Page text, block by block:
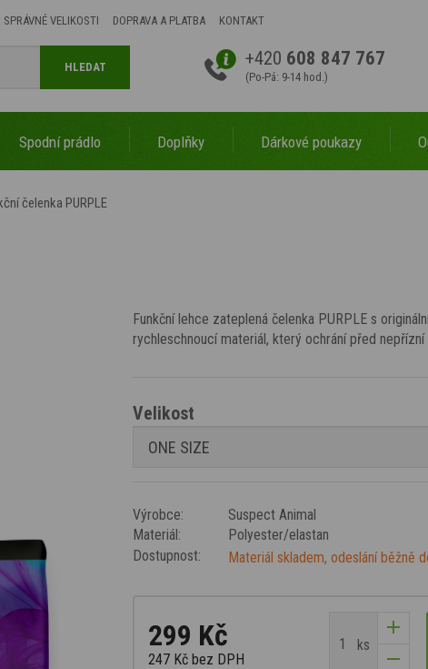
SPRÁVNÉ VELIKOSTI DOPRAVA A PLATBA KONTAKT
+420 608 847 767
(Po-Pá: 9-14 hod.)
HLEDAT
Spodní prádlo Doplňky Dárkové poukazy
čelenka PURPLE
Funkční lehce zateplená čelenka PURPLE s
rychleschnoucí materiál, který ochrání před nepřízní
Velikost
Výrobce:
Suspect Animal
Materiál:
Polyester/elastan
Dostupnost:
Materiál skladem, odeslání běžně
299 Kč
247 Kč bez DPH
ks